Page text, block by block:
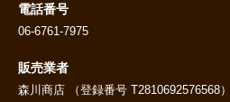
電話番号
06-6761-7975
販売業者
森川商店 （登録番号 T2810692576568）